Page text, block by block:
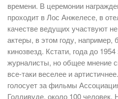
времени. В церемонии
проходит в Лос Анжелесе, в
качестве ведущих участвуют
актеры, в этом году, например,
кинозвезд. Кстати, года до
журналисты, но общее мнение
все-таки веселее и
голосует за фильмы
Голливуде, около 100 человек.